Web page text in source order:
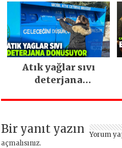
Atık yağlar sıvı
deterjana
Bir yanıt yazın Yorum
açmalısınız.